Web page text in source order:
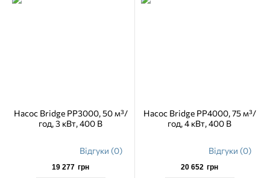
Насос Bridge PP3000, 50 м³/
год, 3 кВт, 400 В
Відгуки (0)
19 277 грн
Насос Bridge PP4000, 75 м³/
год, 4 кВт, 400 В
Відгуки (0)
20 652 грн